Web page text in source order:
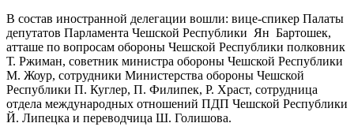
В состав иностранной делегации вошли: вице-спикер Палаты
депутатов Парламента Чешской Республики Ян Бартошек,
атташе по вопросам обороны Чешской Республики полковник
Т. Ржиман, советник министра обороны Чешской Республики
М. Жоур, сотрудники Министерства обороны Чешской
Республики П. Куглер, П. Филипек, Р. Храст, сотрудница
отдела международных отношений ПДП Чешской Республики
Й. Липецка и переводчица Ш. Голишова.